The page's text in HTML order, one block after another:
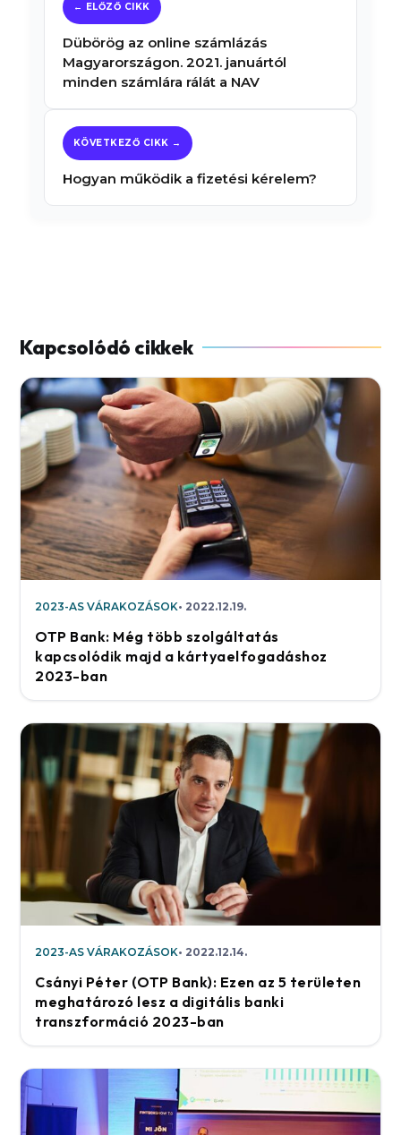
Dübörög az online számlázás
Magyarországon. 2021. januártól
minden számlára rálát a NAV
Hogyan működik a fizetési kérelem?
2023-AS VÁRAKOZÁSOK 2022.12.19.
OTP Bank: Még több szolgáltatás
kapcsolódik majd a kártyaelfogadáshoz
2023-ban
2023-AS VÁRAKOZÁSOK 2022.12.14.
Csányi Péter (OTP Bank): Ezen az 5 területen
meghatározó lesz a digitális banki
transzformáció 2023-ban